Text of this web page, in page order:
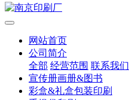
网站首页
公司简介
全部 经营范围 联系我们
宣传册画册&图书
彩盒&礼盒包装印刷